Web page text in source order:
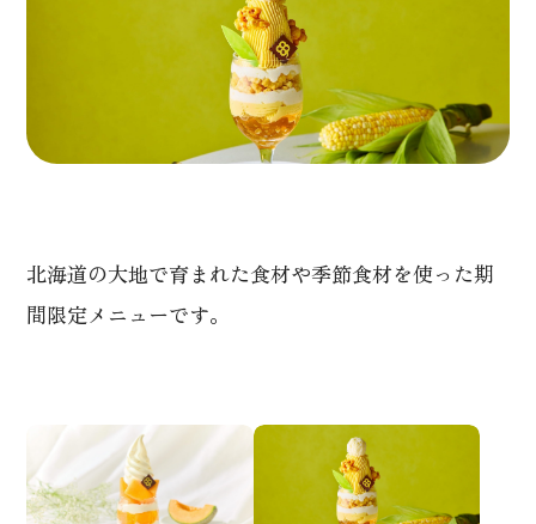
北海道の大地で育まれた食材や季節食材を使った期
間限定メニューです。